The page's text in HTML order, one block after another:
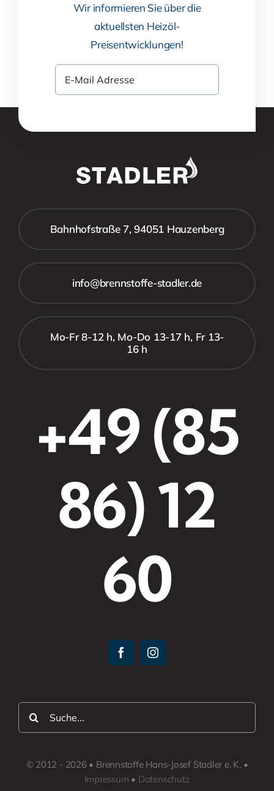
Wir informieren Sie über die
aktuellsten Heizöl-
Preisentwicklungen!
Bahnhofstraße 7, 94051 Hauzenberg
info@brennstoffe-stadler.de
Mo-Fr 8-12 h, Mo-Do 13-17 h, Fr 13-
16 h
+49 (85
86) 12
60
Suche
nach:
© 2012 - 2026 • Brennstoffe Hans-Josef Stadler e. K. •
Impressum • Datenschutz